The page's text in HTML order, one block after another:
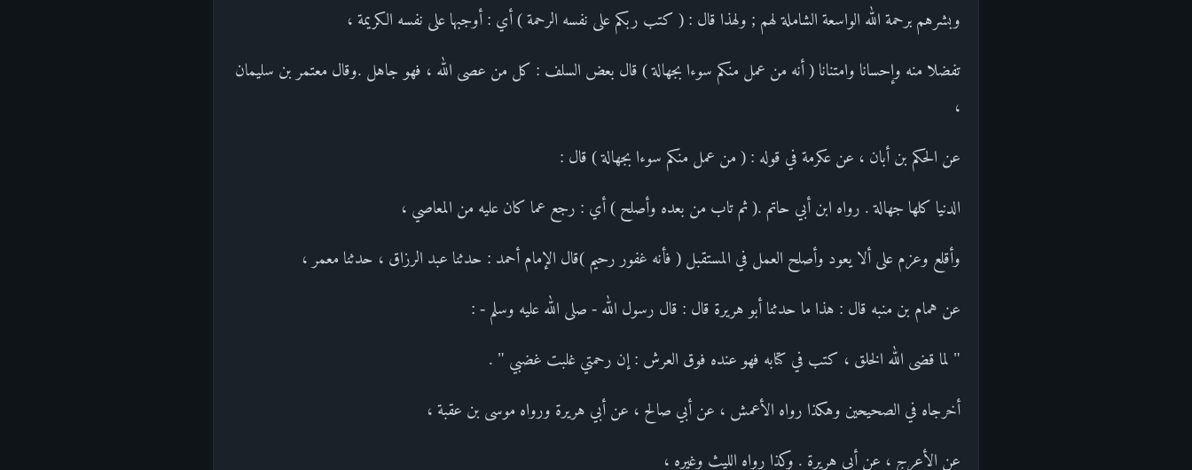
وبشرهم برحمة الله الواسعة الشاملة لهم ; ولهذا قال : ( كتب ربكم على نفسه الرحمة ) أي : أوجبها على نفسه الكريمة ،
تفضلا منه وإحسانا وامتنانا ( أنه من عمل منكم سوءا بجهالة ) قال بعض السلف : كل من عصى الله ، فهو جاهل .وقال معتمر بن سليمان
،
عن الحكم بن أبان ، عن عكرمة في قوله : ( من عمل منكم سوءا بجهالة ) قال :
الدنيا كلها جهالة . رواه ابن أبي حاتم .( ثم تاب من بعده وأصلح ) أي : رجع عما كان عليه من المعاصي ،
وأقلع وعزم على ألا يعود وأصلح العمل في المستقبل ( فأنه غفور رحيم )قال الإمام أحمد : حدثنا عبد الرزاق ، حدثنا معمر ،
عن همام بن منبه قال : هذا ما حدثنا أبو هريرة قال : قال رسول الله - صلى الله عليه وسلم - :
" لما قضى الله الخلق ، كتب في كتابه فهو عنده فوق العرش : إن رحمتي غلبت غضبي " .
أخرجاه في الصحيحين وهكذا رواه الأعمش ، عن أبي صالح ، عن أبي هريرة ورواه موسى بن عقبة ،
عن الأعرج ، عن أبي هريرة . وكذا رواه الليث وغيره ،